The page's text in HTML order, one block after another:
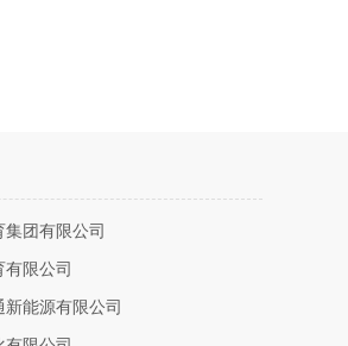
团有限公司
限公司
能源有限公司